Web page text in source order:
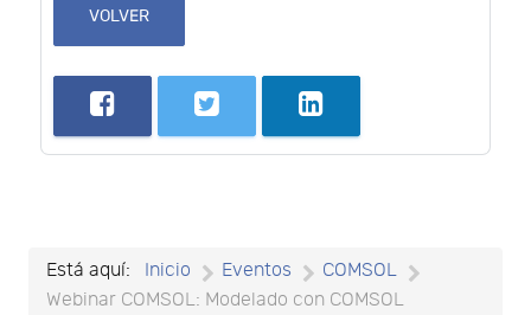
VOLVER
Está aquí: Inicio Eventos
COMSOL
Webinar COMSOL: Modelado con COMSOL